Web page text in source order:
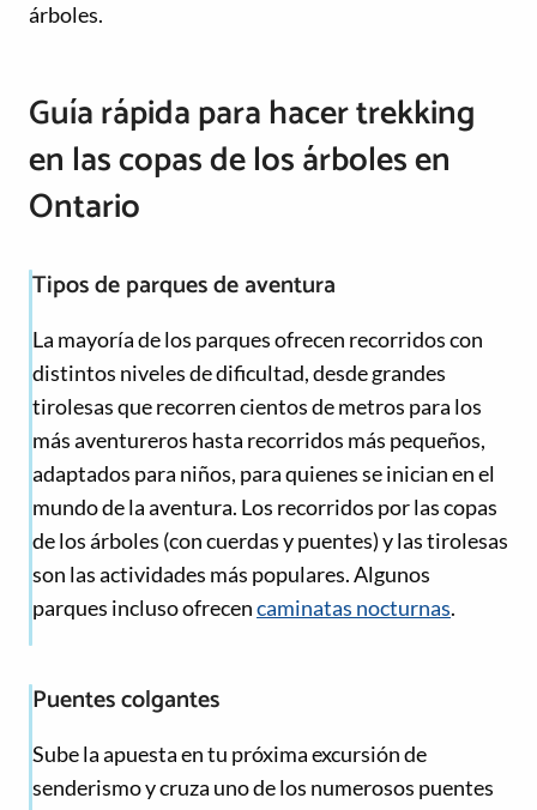
árboles.
Guía rápida para hacer trekking
en las copas de los árboles en
Ontario
Tipos de parques de aventura
La mayoría de los parques ofrecen recorridos con
distintos niveles de dificultad, desde grandes
tirolesas que recorren cientos de metros para los
más aventureros hasta recorridos más pequeños,
adaptados para niños, para quienes se inician en el
mundo de la aventura. Los recorridos por las copas
de los árboles (con cuerdas y puentes) y las tirolesas
son las actividades más populares. Algunos
parques incluso ofrecencaminatas nocturnas.
Puentes colgantes
Sube la apuesta en tu próxima excursión de
senderismo y cruza uno de los numerosos puentes